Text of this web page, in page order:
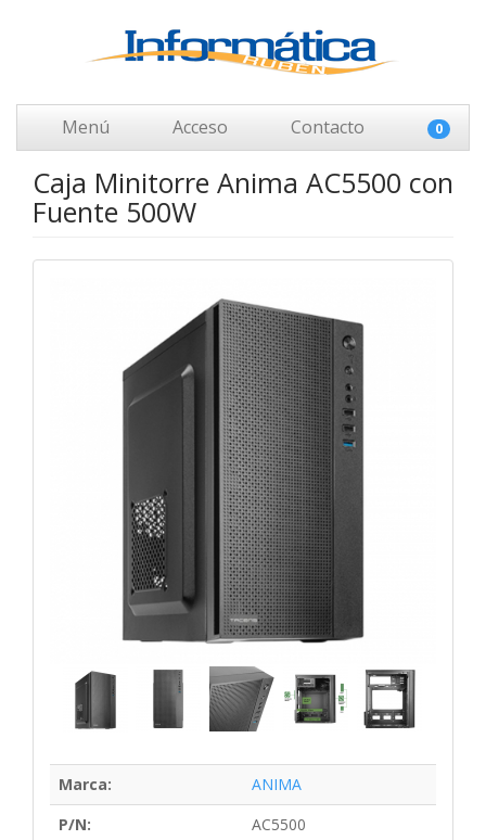
Menú Acceso Contacto 0
Caja Minitorre Anima AC5500 con
Fuente 500W
Marca:
ANIMA
P/N:
AC5500